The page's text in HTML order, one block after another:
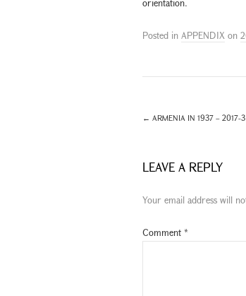
orientation.
Posted in APPENDIX on
← ARMENIA IN 1937 – 2017-3
LEAVE A REPLY
Your email address will
Comment *